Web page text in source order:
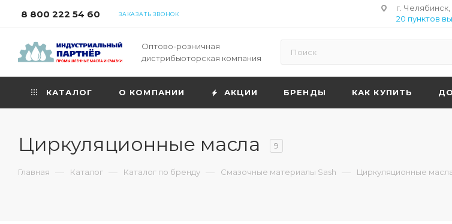
8 800 222 54 60 ЗАКАЗАТЬ ЗВОНОК
г.
20 пунктов
Оптово-розничная
дистрибьюторская компания
КАТАЛОГ О КОМПАНИИ АКЦИИ БРЕНДЫ КАК КУПИТЬ
Циркуляционные масла 9
Главная — Каталог — Каталог по бренду — Смазочные материалы Sash — Циркуляционные